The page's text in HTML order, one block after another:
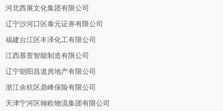
河北西展文化集团有限公司
辽宁沙河口区泰元证券有限公司
福建台江区丰泽化工有限公司
江西慕萱智能制造有限公司
辽宁朝阳昌道房地产有限公司
浙江余杭区鼎峰保险有限公司
天津宁河区翰欧物流集团有限公司